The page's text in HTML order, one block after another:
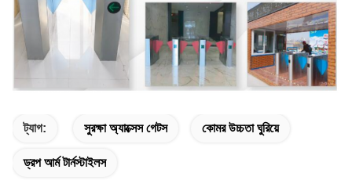
ট্যাগ: সুরক্ষা অ্যাক্সেস গেটস কোমর উচ্চতা ঘুরিয়ে
ড্রপ আর্ম টার্নস্টাইলস